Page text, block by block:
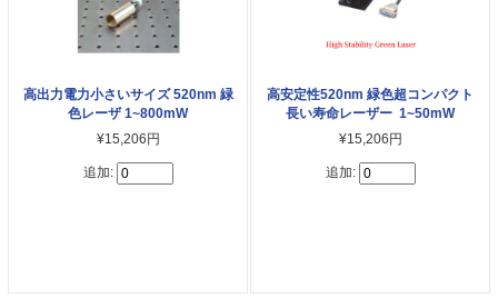
高出力電力小さいサイズ 520nm 緑
色レーザ 1~800mW
¥15,206円
追加:
高安定性520nm 緑色超コンパクト
長い寿命レーザー 1~50mW
¥15,206円
追加: